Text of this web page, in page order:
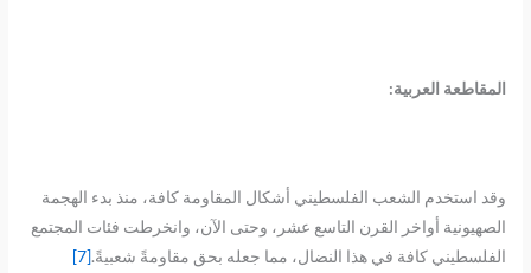
المقاطعة العربية:
وقد استخدم الشعب الفلسطيني أشكال المقاومة كافة، منذ بدء الهجمة
الصهيونية أواخر القرن التاسع عشر، وحتى الآن، وانخرطت فئات المجتمع
الفلسطيني كافة في هذا النضال، مما جعله بحق مقاومةً شعبيةً.[7]